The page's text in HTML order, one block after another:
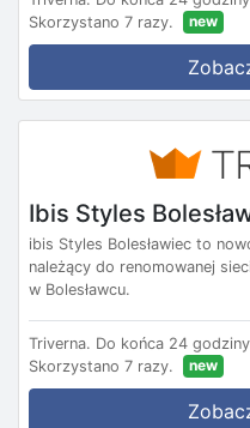
Skorzystano 7 razy.
new
Ibis Styles
ibis Styles Bolesławiec to
należący do renomowanej
w Bolesławcu.
Triverna. Do końca 24
Skorzystano 7 razy.
new